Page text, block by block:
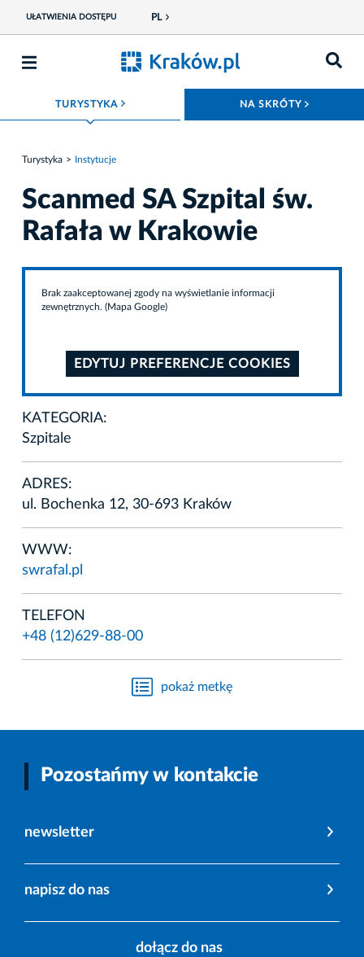
UŁATWIENIA DOSTĘPU PL
TURYSTYKA ROZWIŃ MENU NA SKRÓTY
Turystyka Instytucje
Scanmed SA Szpital św.
Rafała w Krakowie
Brak zaakceptowanej zgody na wyświetlanie informacji
zewnętrznych. (Mapa Google)
EDYTUJ PREFERENCJE COOKIES
KATEGORIA:
Szpitale
ADRES:
ul. Bochenka 12, 30-693 Kraków
WWW:
swrafal.pl
TELEFON
+48 (12)629-88-00
pokaż metkę
Pozostańmy w kontakcie
newsletter
napisz do nas
dołącz do nas